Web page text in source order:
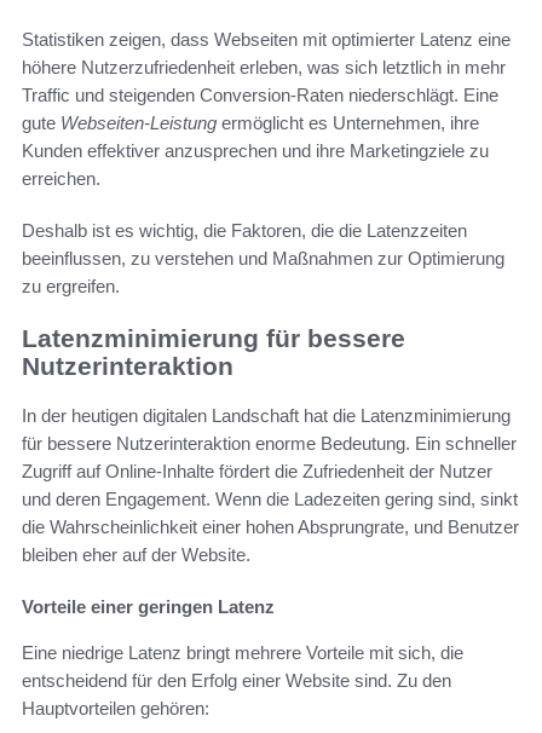
Statistiken zeigen, dass Webseiten mit optimierter Latenz eine
höhere Nutzerzufriedenheit erleben, was sich letztlich in mehr
Traffic und steigenden Conversion-Raten niederschlägt. Eine
gute Webseiten-Leistung ermöglicht es Unternehmen, ihre
Kunden effektiver anzusprechen und ihre Marketingziele zu
erreichen.
Deshalb ist es wichtig, die Faktoren, die die Latenzzeiten
beeinflussen, zu verstehen und Maßnahmen zur Optimierung
zu ergreifen.
Latenzminimierung für bessere
Nutzerinteraktion
In der heutigen digitalen Landschaft hat die Latenzminimierung
für bessere Nutzerinteraktion enorme Bedeutung. Ein schneller
Zugriff auf Online-Inhalte fördert die Zufriedenheit der Nutzer
und deren Engagement. Wenn die Ladezeiten gering sind, sinkt
die Wahrscheinlichkeit einer hohen Absprungrate, und Benutzer
bleiben eher auf der Website.
Vorteile einer geringen Latenz
Eine niedrige Latenz bringt mehrere Vorteile mit sich, die
entscheidend für den Erfolg einer Website sind. Zu den
Hauptvorteilen gehören: